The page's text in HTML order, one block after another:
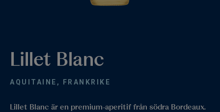
Lillet Blanc
AQUITAINE, FRANKRIKE
Lillet Blanc är en premium-aperitif från södra Bordeaux.